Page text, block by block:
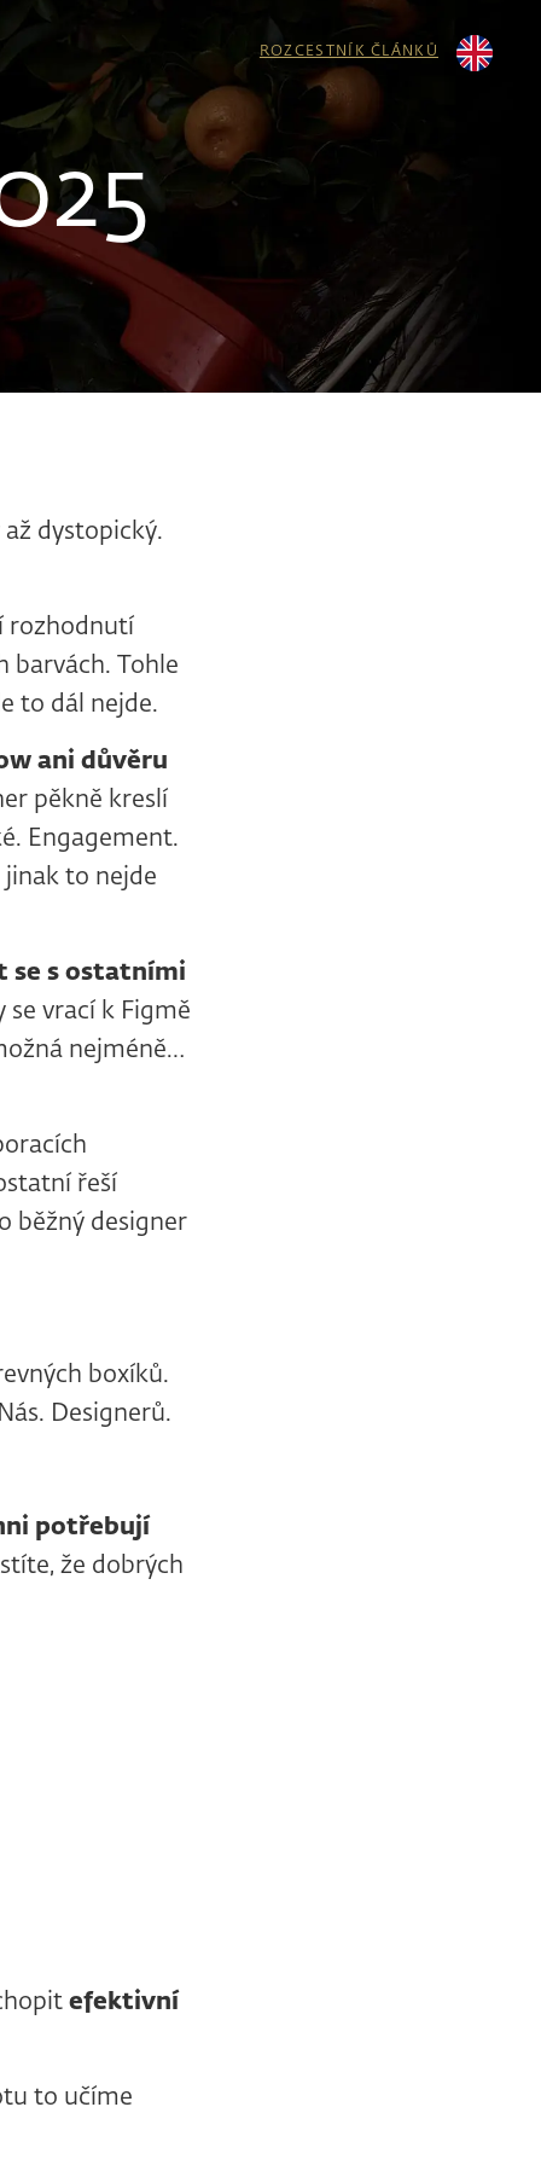
ROZCESTNÍK ČLÁNKŮ
až dystopický.
rozhodnutí
barvách. Tohle
to dál nejde.
ani důvěru
pěkně kreslí
Engagement.
jinak to nejde
se s ostatními
se vrací k Figmě
nejméně…
řeší
běžný designer
boxíků.
Designerů.
potřebují
že dobrých
efektivní
to učíme